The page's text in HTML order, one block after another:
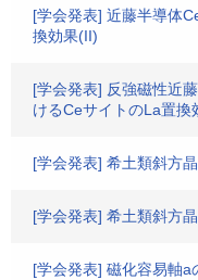
[学会発表] 近藤半導体
換効果(II)
[学会発表] 反強磁性近
けるCeサイトのLa置換
[学会発表] 希土類斜方
[学会発表] 希土類斜方
[学会発表] 磁化容易軸a